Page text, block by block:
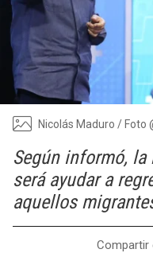
Nicolás Maduro / Foto
Según informó,
será ayudar a
aquellos
Compartir